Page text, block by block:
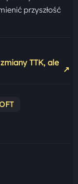
przyszłość
TTK, ale
↗